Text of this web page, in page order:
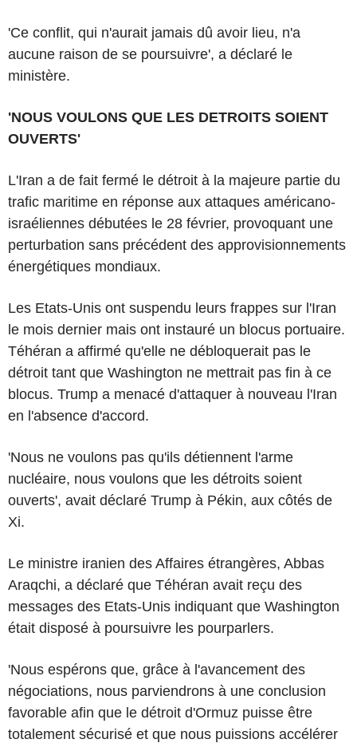
'Ce conflit, qui n'aurait jamais dû avoir lieu, n'a
aucune raison de se poursuivre', a déclaré le
ministère.
'NOUS VOULONS QUE LES DETROITS SOIENT
OUVERTS'
L'Iran a de fait fermé le détroit à la majeure partie du
trafic maritime en réponse aux attaques américano-
israéliennes débutées le 28 février, provoquant une
perturbation sans précédent des approvisionnements
énergétiques mondiaux.
Les Etats-Unis ont suspendu leurs frappes sur l'Iran
le mois dernier mais ont instauré un blocus portuaire.
Téhéran a affirmé qu'elle ne débloquerait pas le
détroit tant que Washington ne mettrait pas fin à ce
blocus. Trump a menacé d'attaquer à nouveau l'Iran
en l'absence d'accord.
'Nous ne voulons pas qu'ils détiennent l'arme
nucléaire, nous voulons que les détroits soient
ouverts', avait déclaré Trump à Pékin, aux côtés de
Xi.
Le ministre iranien des Affaires étrangères, Abbas
Araqchi, a déclaré que Téhéran avait reçu des
messages des Etats-Unis indiquant que Washington
était disposé à poursuivre les pourparlers.
'Nous espérons que, grâce à l'avancement des
négociations, nous parviendrons à une conclusion
favorable afin que le détroit d'Ormuz puisse être
totalement sécurisé et que nous puissions accélérer